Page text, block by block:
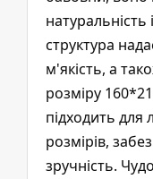
структура
м'якість, а
розміру
підходить для
розмірів,
зручність.